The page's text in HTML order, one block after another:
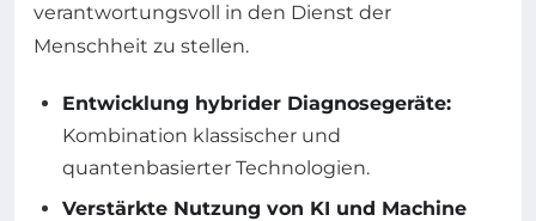
verantwortungsvoll in den Dienst der
Menschheit zu stellen.
Entwicklung hybrider Diagnosegeräte:
Kombination klassischer und
quantenbasierter Technologien.
Verstärkte Nutzung von KI und Machine